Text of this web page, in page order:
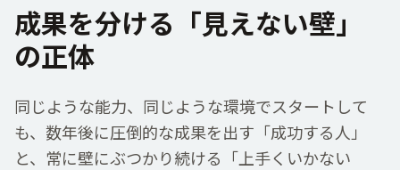
成果を分ける「見えない壁」
の正体
同じような能力、 同じような環境でスタートして
も、 数年後に圧倒的な成果を出す「成功する人 」
と、 常に壁にぶつかり続ける「 上手くいかない